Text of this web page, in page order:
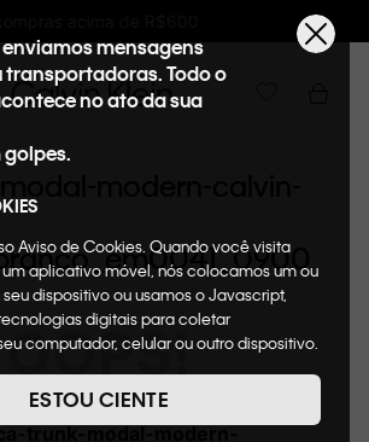
Ganhe 10% de GIFTBACK
mensagens
transportadoras. Todo o
no ato da sua
Aviso de Cookies. Quando você visita
um aplicativo móvel, nós colocamos um ou
dispositivo ou usamos o Javascript,
digitais para coletar
computador, celular ou outro dispositivo.
quais cookies usaremos e quais
como processamos os dados
ESTOU CIENTE
modern-calvin-
OOPS!
nenhum resultado